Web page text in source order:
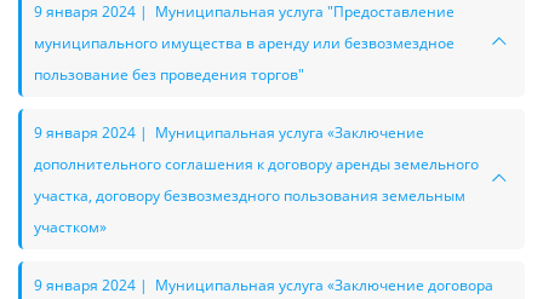
9 января 2024 | Муниципальная услуга "Предоставление
муниципального имущества в аренду или безвозмездное
пользование без проведения торгов"
9 января 2024 | Муниципальная услуга «Заключение
дополнительного соглашения к договору аренды земельного
участка, договору безвозмездного пользования земельным
участком»
9 января 2024 | Муниципальная услуга «Заключение договора